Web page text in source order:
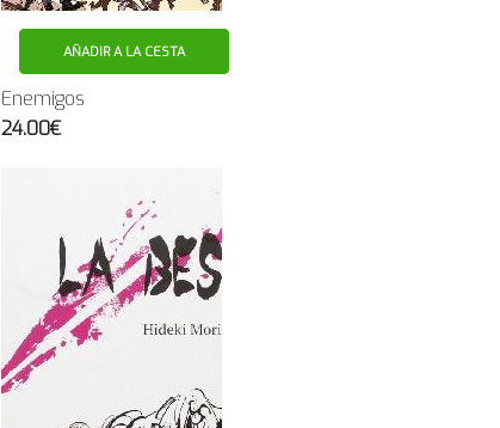
AÑADIR A LA CESTA
Enemigos
24.00€